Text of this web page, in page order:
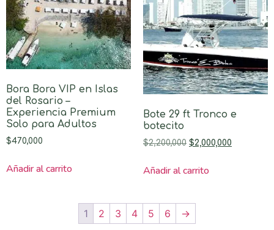
Bora Bora VIP en Islas
del Rosario –
Experiencia Premium
Solo para Adultos
$470,000
Añadir al carrito
Bote 29 ft Tronco e
botecito
$2,200,000 $2,000,000
Añadir al carrito
1 2 3 4 5 6 →